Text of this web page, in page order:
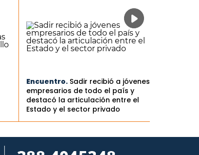
Encuentro. Sadir recibió a jóvenes
empresarios de todo el país y
destacó la articulación entre el
Estado y el sector privado